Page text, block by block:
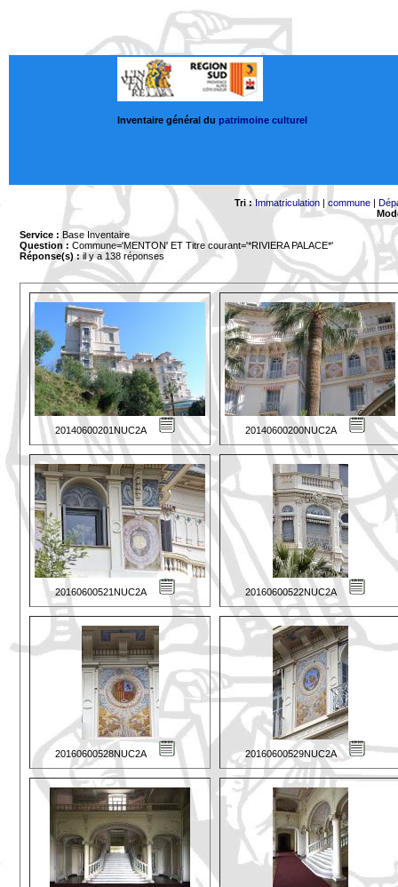
Inventaire général du patrimoine culturel
Tri : Immatriculation |commune |
Service : Base Inventaire
Question : Commune='MENTON' ET Titre courant='*RIVIERA PALACE*'
Réponse(s) :il y a 138 réponses
20140600201NUC2A 20140600200NUC2A
20160600521NUC2A 20160600522NUC2A
20160600528NUC2A 20160600529NUC2A